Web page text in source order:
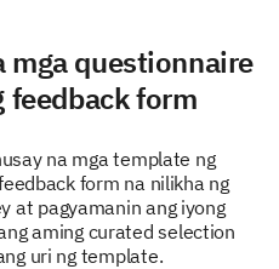
mga questionnaire
feedback form
na mga template ng
form na nilikha ng
at pagyamanin ang iyong
aming curated selection
uri ng template.